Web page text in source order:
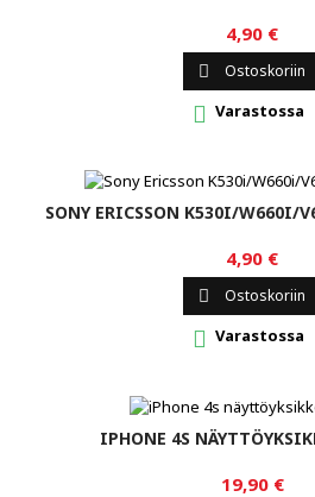
4,90 €
 Ostoskoriin
 Varastossa
SONY ERICSSON K530I/W660I/
4,90 €
 Ostoskoriin
 Varastossa
IPHONE 4S
19,90 €